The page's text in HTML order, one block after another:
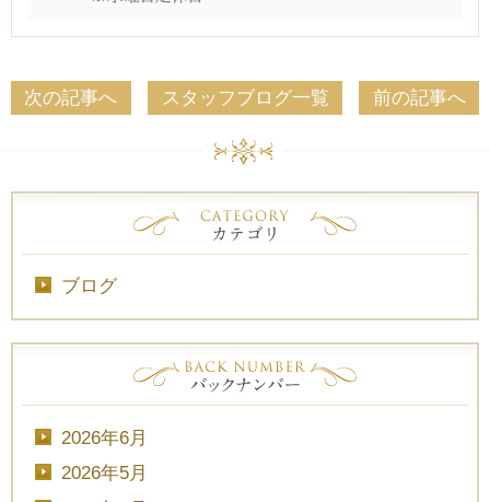
スタッフブログ一覧
次の記事へ 前の記事へ
ブログ
2026年6月
2026年5月